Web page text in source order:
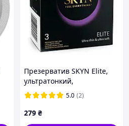
Презерватив SKYN Elite,
ультратонкий,
безлатексный
(полиизопрен), 3 шт
Love&Life
5.0 (2)
279 ₴